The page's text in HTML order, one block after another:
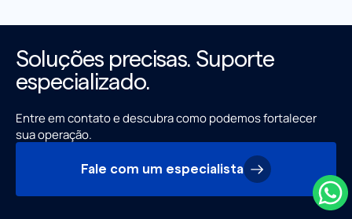
Soluções precisas. Suporte
especializado.
Entre em contato e descubra como podemos fortalecer
sua operação.
Fale com um especialista